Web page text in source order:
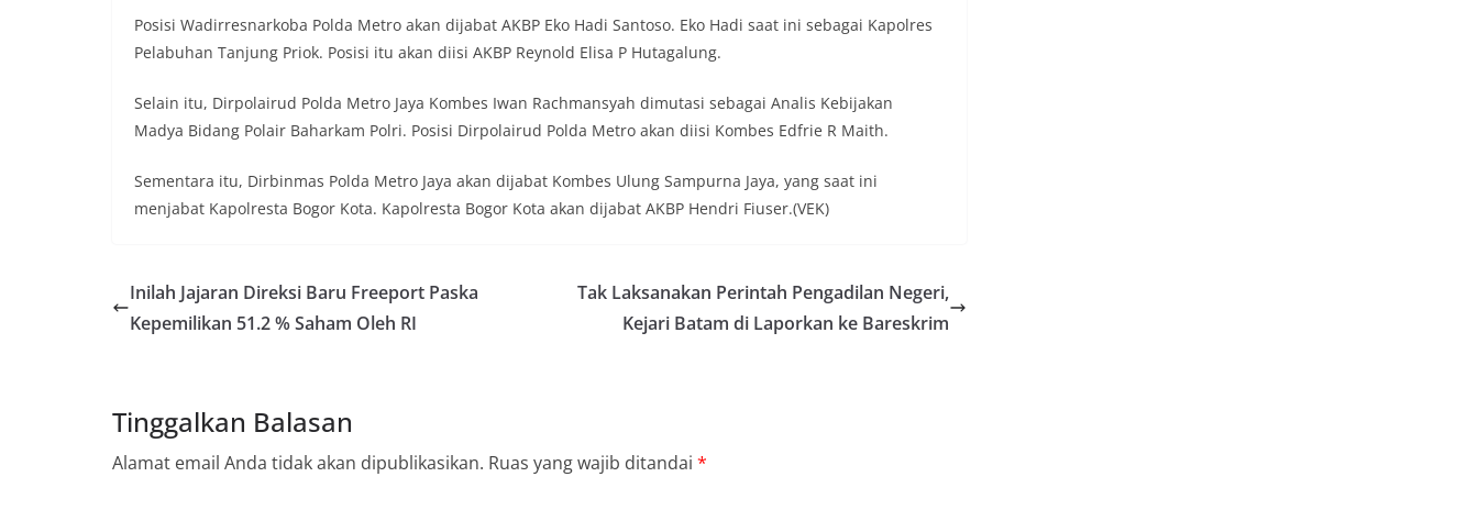
Posisi Wadirresnarkoba Polda Metro akan dijabat AKBP Eko Hadi Santoso. Eko Hadi saat ini sebagai Kapolres
Pelabuhan Tanjung Priok. Posisi itu akan diisi AKBP Reynold Elisa P Hutagalung.
Selain itu, Dirpolairud Polda Metro Jaya Kombes Iwan Rachmansyah dimutasi sebagai Analis Kebijakan
Madya Bidang Polair Baharkam Polri. Posisi Dirpolairud Polda Metro akan diisi Kombes Edfrie R Maith.
Sementara itu, Dirbinmas Polda Metro Jaya akan dijabat Kombes Ulung Sampurna Jaya, yang saat ini
menjabat Kapolresta Bogor Kota. Kapolresta Bogor Kota akan dijabat AKBP Hendri Fiuser.(VEK)
Inilah Jajaran Direksi Baru Freeport Paska
Kepemilikan 51.2 % Saham Oleh RI
Tak Laksanakan Perintah Pengadilan Negeri,
Kejari Batam di Laporkan ke Bareskrim
Tinggalkan Balasan
Alamat email Anda tidak akan dipublikasikan. Ruas yang wajib ditandai *